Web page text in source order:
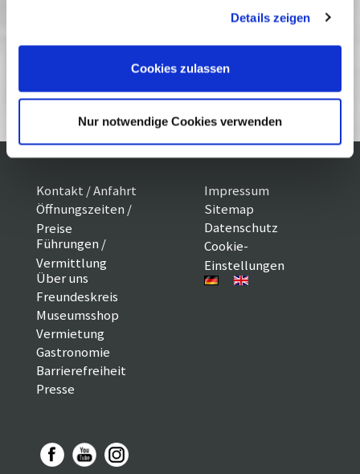
Cookies, wenn Sie unsere Webseite weiterhin nutzen.
Details zeigen
Cookies zulassen
Nur notwendige Cookies verwenden
Erinnerung an eine Utopie
Kontakt / Anfahrt
Öffnungszeiten /
Preise
Führungen /
Vermittlung
Über uns
Freundeskreis
Museumsshop
Vermietung
Gastronomie
Barrierefreiheit
Presse
Impressum
Sitemap
Datenschutz
Cookie-
Einstellungen